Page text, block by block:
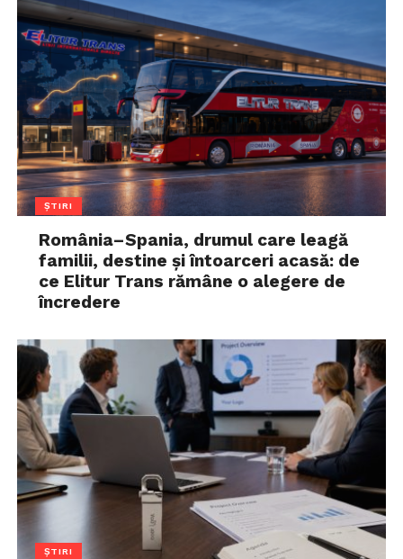
ȘTIRI
România–Spania, drumul care leagă
familii, destine și întoarceri acasă: de
ce Elitur Trans rămâne o alegere de
încredere
ȘTIRI